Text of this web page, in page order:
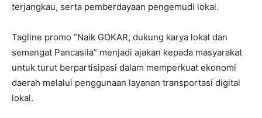
terjangkau, serta pemberdayaan pengemudi lokal.
Tagline promo “Naik GOKAR, dukung karya lokal dan
semangat Pancasila” menjadi ajakan kepada masyarakat
untuk turut berpartisipasi dalam memperkuat ekonomi
daerah melalui penggunaan layanan transportasi digital
lokal.